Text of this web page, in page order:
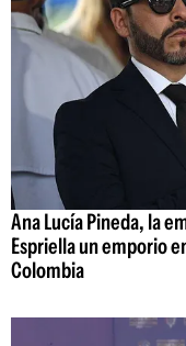
Ana Lucía Pineda, la
Espriella un emporio
Colombia